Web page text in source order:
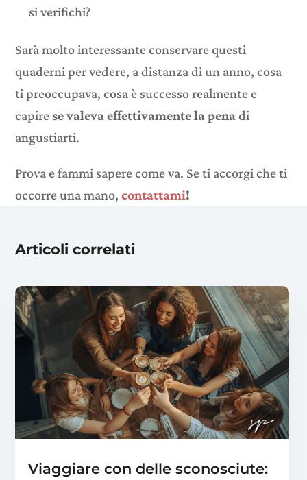
si verifichi?
Sarà molto interessante conservare questi
quaderni per vedere, a distanza di un anno, cosa
ti preoccupava, cosa è successo realmente e
capirese valeva effettivamente la penadi
angustiarti.
Prova e fammi sapere come va. Se ti accorgi che ti
occorre una mano,contattami!
Articoli correlati
Viaggiare con delle sconosciute: